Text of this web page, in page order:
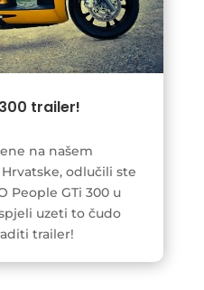
trailer!
na našem
odlučili ste
People GTi 300 u
uzeti to čudo
trailer!